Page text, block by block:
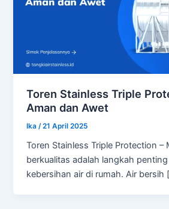
Toren Stainless Triple
Aman dan Awet
Ika /21 April 2025
Toren Stainless Triple Protection –
berkualitas adalah langkah
kebersihan air di rumah. Air bersih